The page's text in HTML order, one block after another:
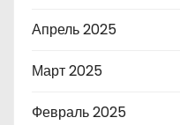
Апрель 2025
Март 2025
Февраль 2025